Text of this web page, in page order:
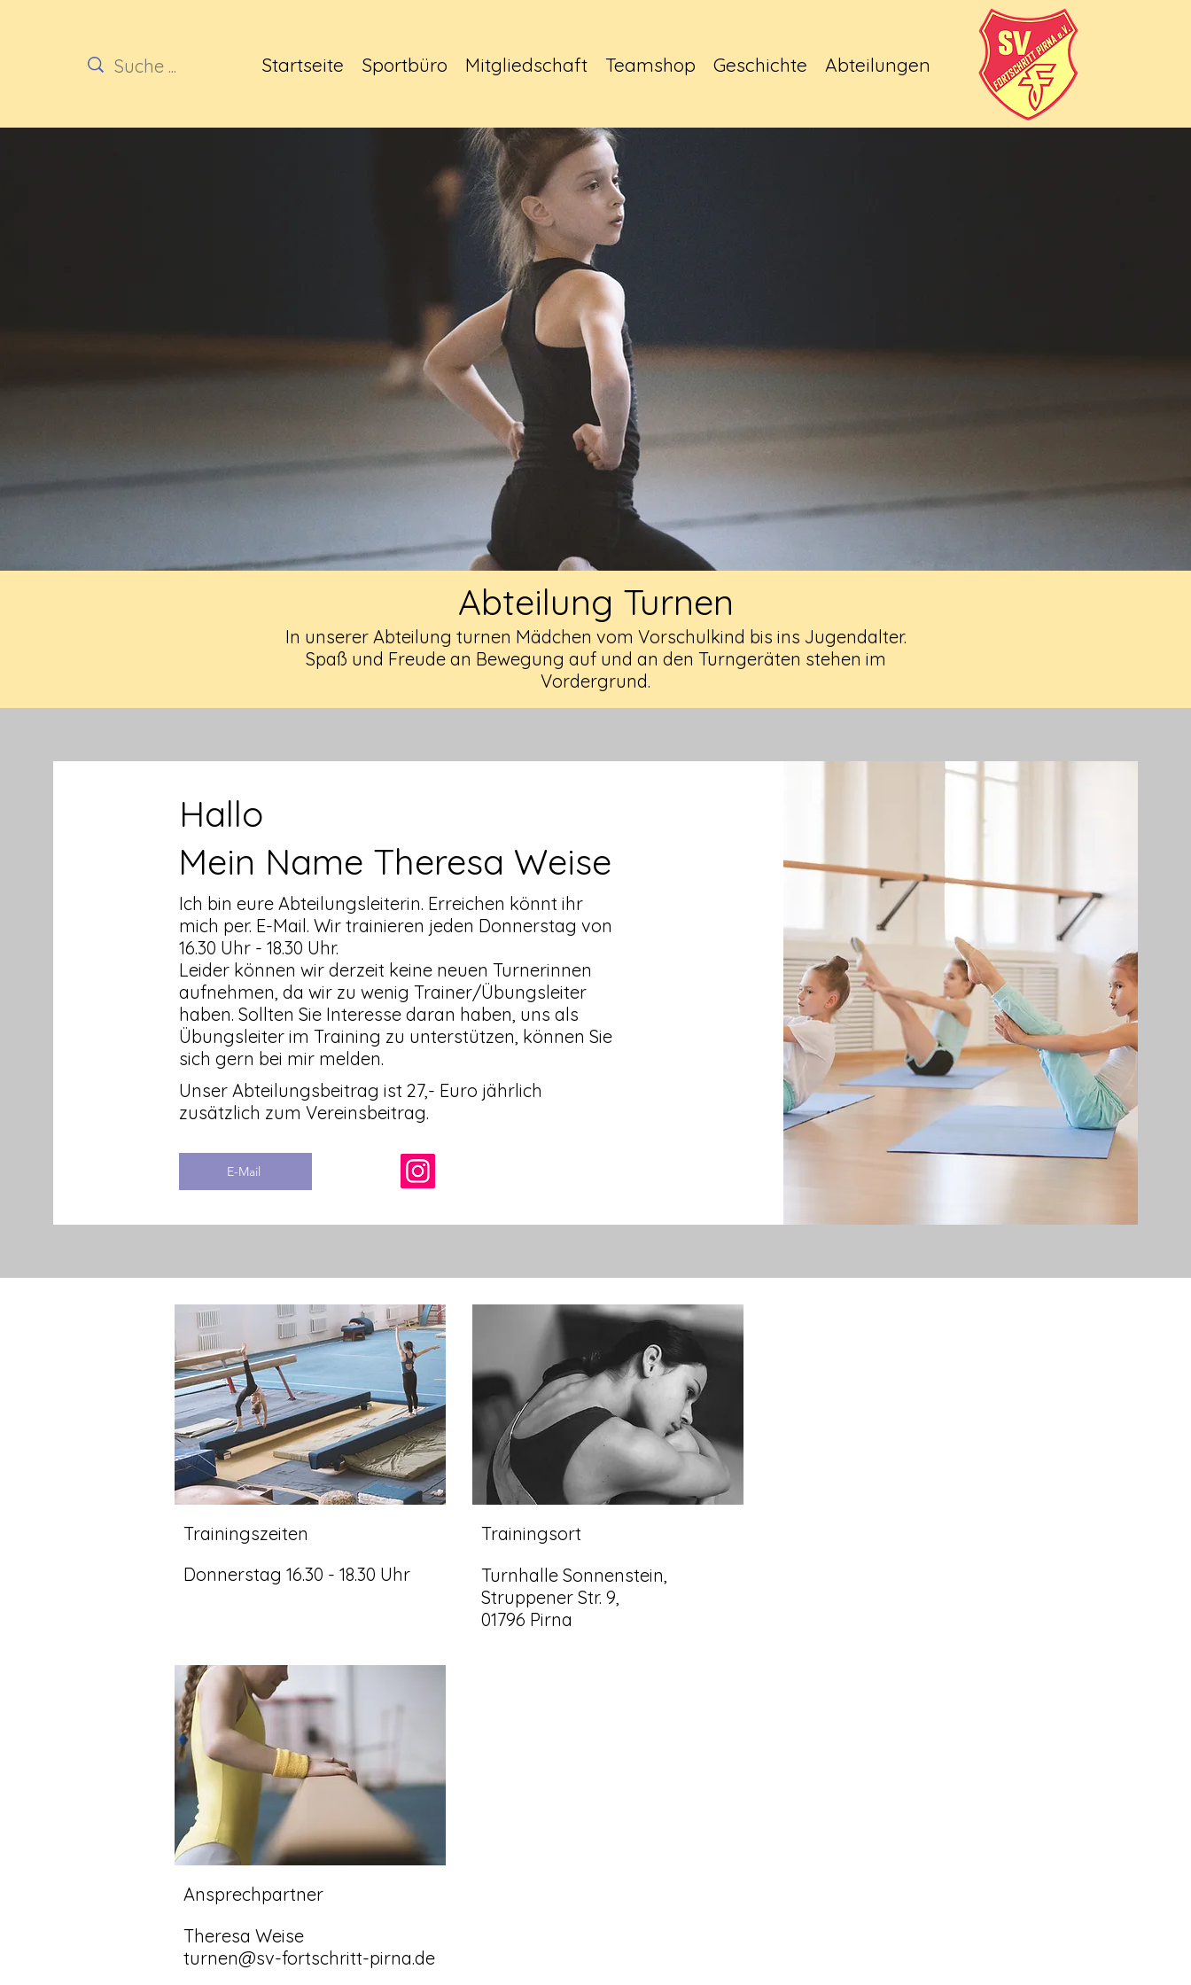
Startseite Sportbüro Mitgliedschaft Teamshop Geschichte Abteilungen
Abteilung Turnen
In unserer Abteilung turnen Mädchen vom Vorschulkind bis ins Jugendalter.
Spaß und Freude an Bewegung auf und an den Turngeräten stehen im
Vordergrund.
Hallo
Mein Name Theresa Weise
Ich bin eure Abteilungsleiterin. Erreichen könnt ihr
mich per. E-Mail. Wir trainieren jeden Donnerstag von
16.30 Uhr - 18.30 Uhr.
Leider können wir derzeit keine neuen Turnerinnen
aufnehmen, da wir zu wenig Trainer/Übungsleiter
haben. Sollten Sie Interesse daran haben, uns als
Übungsleiter im Training zu unterstützen, können Sie
sich gern bei mir melden.
Unser Abteilungsbeitrag ist 27,- Euro jährlich
zusätzlich zum Vereinsbeitrag.
E-Mail
Trainingszeiten
Donnerstag 16.30 - 18.30 Uhr
Trainingsort
Turnhalle Sonnenstein,
Struppener Str. 9,
01796 Pirna
Ansprechpartner
Theresa Weise
turnen@sv-fortschritt-pirna.de